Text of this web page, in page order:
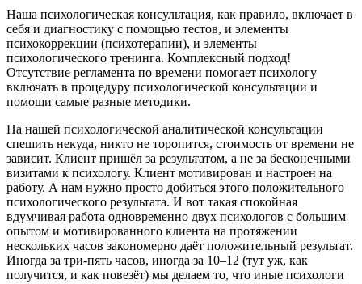
Наша психологическая консультация, как правило, включает в
себя и диагностику с помощью тестов, и элементы
психокоррекции (психотерапии), и элементы
психологического тренинга. Комплексный подход!
Отсутствие регламента по времени помогает психологу
включать в процедуру психологической консультации и
помощи самые разные методики.
На нашей психологической аналитической консультации
спешить некуда, никто не торопится, стоимость от времени не
зависит. Клиент пришёл за результатом, а не за бесконечными
визитами к психологу. Клиент мотивирован и настроен на
работу. А нам нужно просто добиться этого положительного
психологического результата. И вот такая спокойная
вдумчивая работа одновременно двух психологов с большим
опытом и мотивированного клиента на протяжении
нескольких часов закономерно даёт положительный результат.
Иногда за три-пять часов, иногда за 10–12 (тут уж, как
получится, и как повезёт) мы делаем то, что иные психологи